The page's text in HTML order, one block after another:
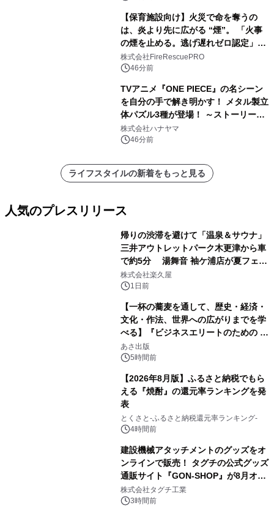
【保育施設向け】火災で命を奪うの
は、炎より先に広がる “煙”。 「火事
の煙を止める。逃げ遅れゼロ認定」提
供開始
株式会社FireRescuePRO
46分前
TVアニメ『ONE PIECE』の名シーン
を自分の手で解き明かす！ メタル製立
体パズル3種が登場！ ～ストーリーと
ギミックが融合した 大人の体験型パズ
ルが8月7日(金)12時より先行予約受付
株式会社ハナヤマ
46分前
ライフスタイルの新着をもっと見る
人気のプレスリリース
帰りの渋滞を避けて「温泉＆サウナ」
三井アウトレットパーク木更津から車
で約5分 湯舞音 袖ケ浦店が夏フェア
メニューを提供
株式会社楽久屋
1日前
【一杯の蕎麦を通して、歴史・経済・
文化・作法、世界への広がりまでを学
べる】『ビジネスエリートのための 教
養としての蕎麦』2026年8月25日
（火）発売
あさ出版
5時間前
【2026年8月版】ふるさと納税でもら
える『焼酎』の還元率ランキングを発
表
とくさと-ふるさと納税還元率ランキング-
4時間前
建設機械アタッチメントのグッズをオ
ンラインで販売！ タグチの公式グッズ
通販サイト『GON-SHOP』が8月オー
プン
株式会社タグチ工業
3時間前